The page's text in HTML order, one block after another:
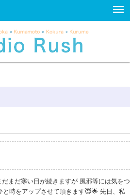
まだ寒い日が続きますが 風邪等には気をつ
と時をアップさせて頂きます😇🌟 先日、私